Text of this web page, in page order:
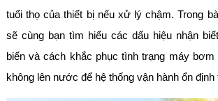
tuổi thọ của thiết bị nếu xử lý chậm. Trong
sẽ cùng bạn tìm hiểu các dấu hiệu nhận
biến và cách khắc phục tình trạng máy
không lên nước để hệ thống vận hành ổn định